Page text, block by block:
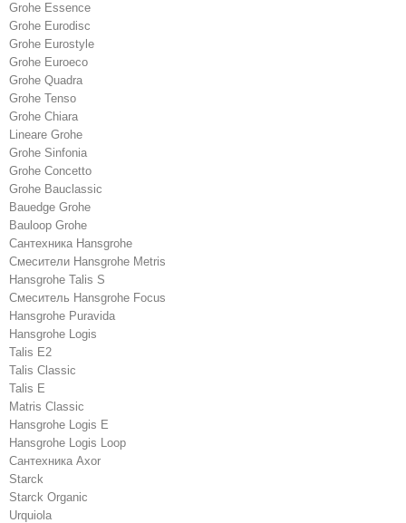
Grohe Essence
Grohe Eurodisc
Grohe Eurostyle
Grohe Euroeco
Grohe Quadra
Grohe Tenso
Grohe Chiara
Lineare Grohe
Grohe Sinfonia
Grohe Concetto
Grohe Bauclassic
Bauedge Grohe
Bauloop Grohe
Сантехника Hansgrohe
Cмесители Hansgrohe Metris
Hansgrohe Talis S
Смеситель Hansgrohe Focus
Hansgrohe Puravida
Hansgrohe Logis
Talis E2
Talis Classic
Talis E
Matris Classic
Hansgrohe Logis E
Hansgrohe Logis Loop
Сантехника Axor
Starck
Starck Organic
Urquiola